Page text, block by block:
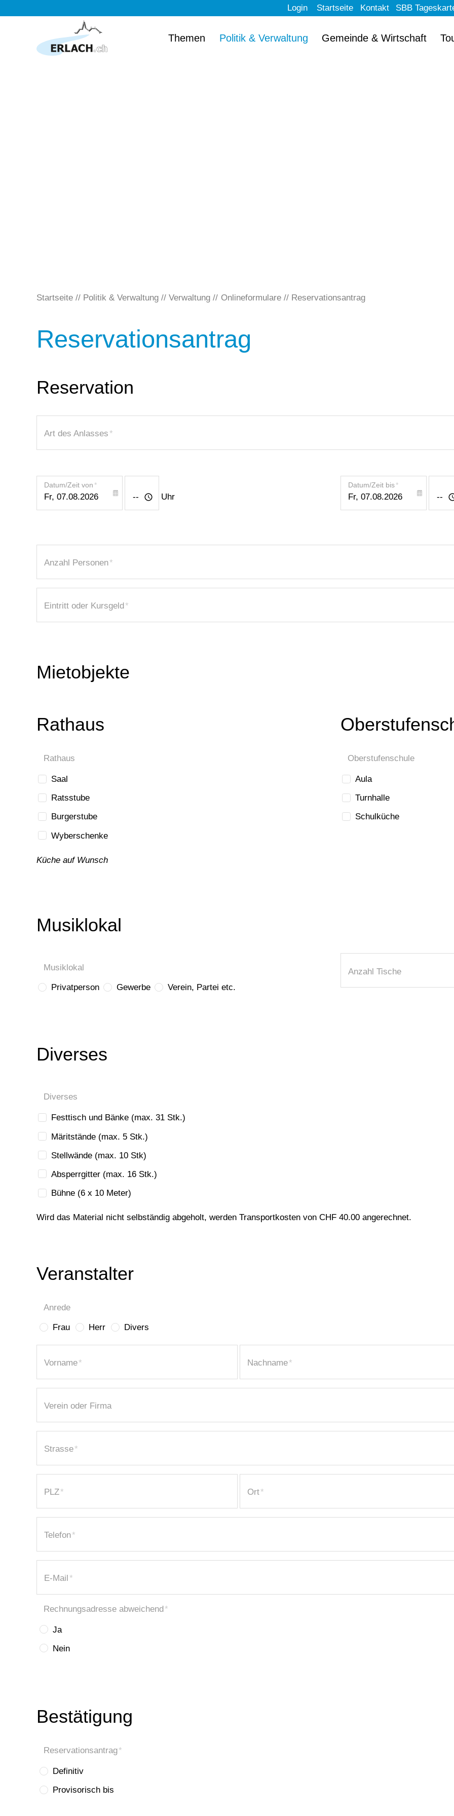
Startseite Kontakt SBB
Login
Themen Politik & Verwaltung Gemeinde & Wirtschaft
Startseite Politik & Verwaltung Verwaltung Onlineformulare Reservationsantrag
Reservationsantrag
Reservation
Art des Anlasses*
Datum/Zeit von *
Uhr
Datum/Zeit bis *
Anzahl Personen*
Eintritt oder Kursgeld *
Mietobjekte
Rathaus
Rathaus
Saal
Ratsstube
Burgerstube
Wyberschenke
Küche auf Wunsch
Oberstufenschule
Aula
Turnhalle
Schulküche
Musiklokal
Musiklokal
Privatperson Gewerbe Verein, Partei etc.
Anzahl Tische
Diverses
Diverses
Festtisch und Bänke (max. 31 Stk.)
Märitstände (max. 5 Stk.)
Stellwände (max. 10 Stk)
Absperrgitter (max. 16 Stk.)
Bühne (6 x 10 Meter)
Wird das Material nicht selbständig abgeholt, werden Transportkosten von CHF 40.00 angerechnet.
Veranstalter
Anrede
Frau Herr Divers
Vorname* Nachname*
Verein oder Firma
Strasse*
PLZ* Ort*
Telefon*
E-Mail *
Rechnungsadresse abweichend*
Ja
Nein
Bestätigung
Reservationsantrag*
Definitiv
Provisorisch bis